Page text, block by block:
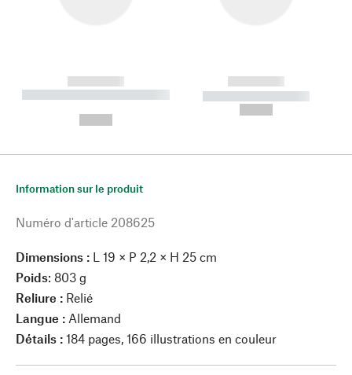
------------
----------- ----------- --------
------------
----------- -----------
Information sur le produit
Numéro d'article 208625
Dimensions : L 19 × P 2,2 × H 25 cm
Poids: 803 g
Reliure : Relié
Langue : Allemand
Détails : 184 pages, 166 illustrations en couleur